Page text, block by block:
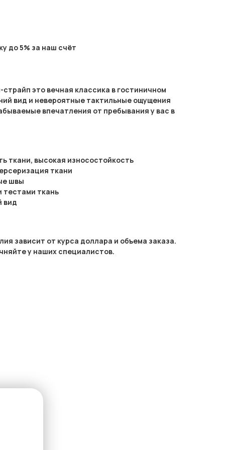
до 5% за наш счёт
это вечная классика в гостиничном
вид и невероятные тактильные ощущения
впечатления от пребывания у вас в
ткани, высокая износостойкость
ткани
швы
тестами ткань
вид
зависит от курса доллара и объема заказа.
у наших специалистов.